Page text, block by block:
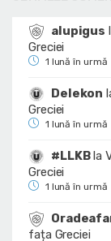
alupigus
Greciei
1 lună în urmă
Delekon
Greciei
1 lună în urmă
#LLKBla
Greciei
1 lună în urmă
fața Greciei